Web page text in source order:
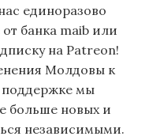
единоразово
банка maib или
на Patreon!
Молдовы к
поддержке мы
больше новых и
независимыми.